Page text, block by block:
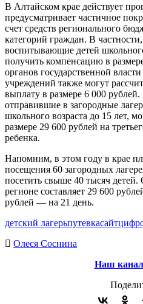
В Алтайском крае действует
предусматривает частичное
счет средств регионального
категорий граждан. В
воспитывающие детей
получить компенсацию в
органов государственной
учреждений также могут
выплату в размере 6 000
отправившие в загородные
школьного возраста до 15 лет,
размере 29 600 рублей на
ребенка.
Напомним, в этом году в крае
посещения 60 загородных
посетить свыше 40 тысяч детей.
регионе составляет 29 600
рублей — на 21 день.
детский лагерьпутевкасайт
Олеся Соснина
Наш